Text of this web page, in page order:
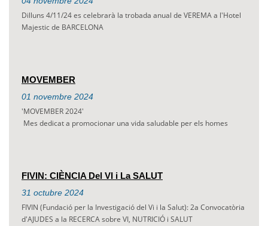
Dilluns 4/11/24 es celebrarà la trobada anual de VEREMA a l'Hotel
Majestic de BARCELONA
MOVEMBER
01 novembre 2024
'MOVEMBER 2024'
Mes dedicat a promocionar una vida saludable per els homes
FIVIN: CIÈNCIA Del VI i La SALUT
31 octubre 2024
FIVIN (Fundació per la Investigació del Vi i la Salut): 2a Convocatòria
d'AJUDES a la RECERCA sobre VI, NUTRICIÓ i SALUT